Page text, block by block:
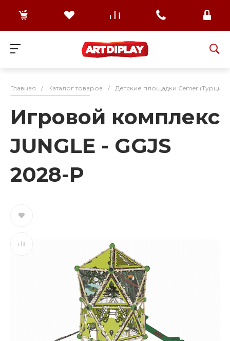
Главная / Каталог товаров / Детские площадки Cemer (Турция)
Игровой комплекс
JUNGLE - GGJS
2028-P